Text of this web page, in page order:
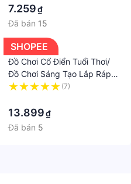
7.259₫
Đã bán 15
SHOPEE
Đồ Chơi Cổ Điển Tuổi Thơi/
Đồ Chơi Sáng Tạo Lắp Ráp
Hình Cho Bé
(7)
13.899₫
Đã bán 5